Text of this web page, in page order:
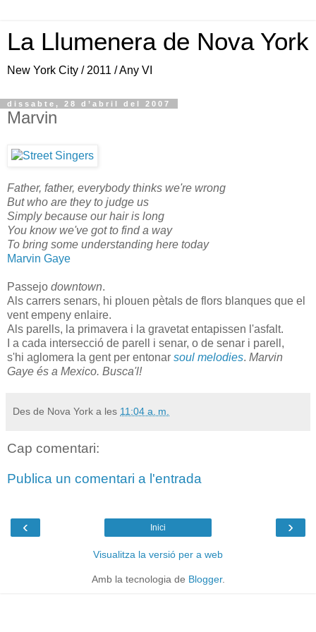
La Llumenera de Nova York
New York City / 2011 / Any VI
dissabte, 28 d’abril del 2007
Marvin
Father, father, everybody thinks we're wrong
But who are they to judge us
Simply because our hair is long
You know we've got to find a way
To bring some understanding here today
Marvin Gaye
Passejo downtown.
Als carrers senars, hi plouen pètals de flors blanques que el
vent empeny enlaire.
Als parells, la primavera i la gravetat entapissen l'asfalt.
I a cada intersecció de parell i senar, o de senar i parell,
s'hi aglomera la gent per entonar soul melodies. Marvin
Gaye és a Mexico. Busca'l!
Des de Nova York a les 11:04 a. m.
Cap comentari:
Publica un comentari a l'entrada
‹ ›
Inici
Visualitza la versió per a web
Amb la tecnologia de Blogger.